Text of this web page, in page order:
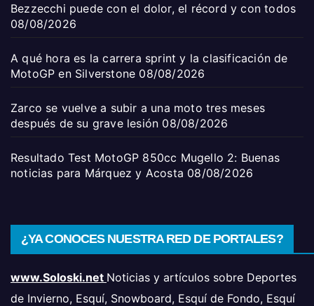
Bezzecchi puede con el dolor, el récord y con todos
08/08/2026
A qué hora es la carrera sprint y la clasificación de
MotoGP en Silverstone 08/08/2026
Zarco se vuelve a subir a una moto tres meses
después de su grave lesión 08/08/2026
Resultado Test MotoGP 850cc Mugello 2: Buenas
noticias para Márquez y Acosta 08/08/2026
¿YA CONOCES NUESTRA RED DE PORTALES?
www.Soloski.net Noticias y artículos sobre Deportes
de Invierno, Esquí, Snowboard, Esquí de Fondo, Esquí